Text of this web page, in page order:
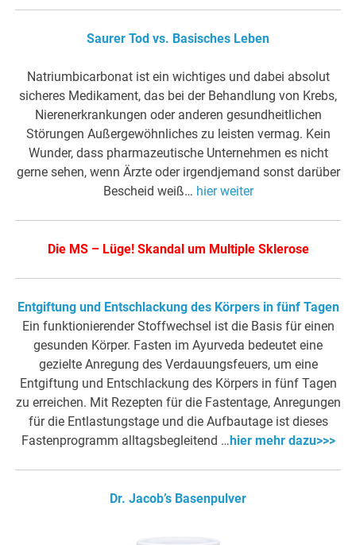
Saurer Tod vs. Basisches Leben
Natriumbicarbonat ist ein wichtiges und dabei absolut
sicheres Medikament, das bei der Behandlung von Krebs,
Nierenerkrankungen oder anderen gesundheitlichen
Störungen Außer­gewöhnliches zu leisten vermag. Kein
Wunder, dass pharmazeutische Unternehmen es nicht
gerne sehen, wenn Ärzte oder irgend­jemand sonst darüber
Bescheid weiß… hier weiter
Die MS – Lüge! Skandal um Multiple Sklerose
Entgiftung und Entschlackung des Körpers in fünf Tagen
Ein funktionierender Stoffwechsel ist die Basis für einen
gesunden Körper. Fasten im Ayurveda bedeutet eine
gezielte Anregung des Verdauungsfeuers, um eine
Entgiftung und Entschlackung des Körpers in fünf Tagen
zu erreichen. Mit Rezepten für die Fastentage, Anregungen
für die Entlastungstage und die Aufbautage ist dieses
Fastenprogramm alltagsbegleitend …hier mehr dazu>>>
Dr. Jacob’s Basenpulver